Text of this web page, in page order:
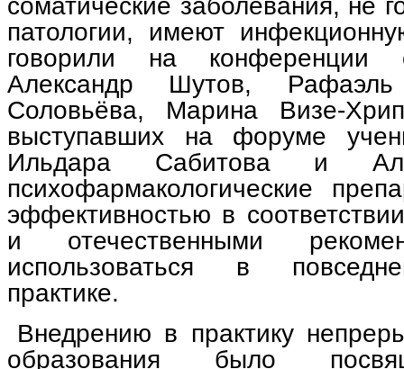
патологии, имеют
говорили на конференции
Александр Шутов,
Соловьёва, Марина Визе-
выступавших на форуме
Ильдара Сабитова и
психофармакологические
эффективностью в
и отечественными
использоваться в
практике.
Внедрению в практику
образования было